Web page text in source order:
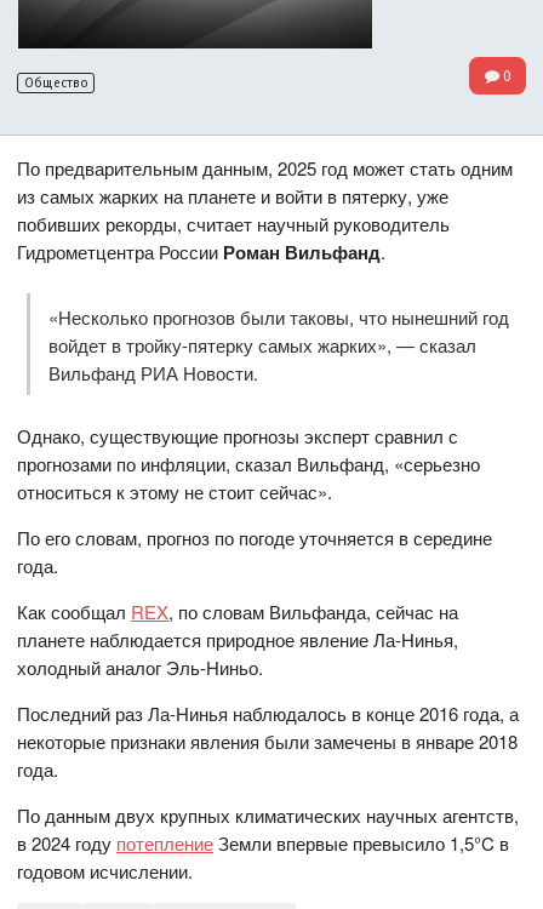
Общество 0
По предварительным данным, 2025 год может стать одним
из самых жарких на планете и войти в пятерку, уже
побивших рекорды, считает научный руководитель
Гидрометцентра России Роман Вильфанд.
«Несколько прогнозов были таковы, что нынешний год
войдет в тройку-пятерку самых жарких», — сказал
Вильфанд РИА Новости.
Однако, существующие прогнозы эксперт сравнил с
прогнозами по инфляции, сказал Вильфанд, «серьезно
относиться к этому не стоит сейчас».
По его словам, прогноз по погоде уточняется в середине
года.
Как сообщал REX, по словам Вильфанда, сейчас на
планете наблюдается природное явление Ла-Нинья,
холодный аналог Эль-Ниньо.
Последний раз Ла-Нинья наблюдалось в конце 2016 года, а
некоторые признаки явления были замечены в январе 2018
года.
По данным двух крупных климатических научных агентств,
в 2024 году потеплениеЗемли впервые превысило 1,5°C в
годовом исчислении.